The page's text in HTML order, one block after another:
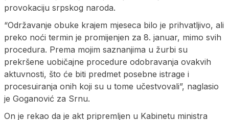
provokaciju srpskog naroda.
“Održavanje obuke krajem mjeseca bilo je prihvatljivo, ali
preko noći termin je promijenjen za 8. januar, mimo svih
procedura. Prema mojim saznanjima u žurbi su
prekršene uobičajne procedure odobravanja ovakvih
aktuvnosti, što će biti predmet posebne istrage i
procesuiranja onih koji su u tome učestvovali”, naglasio
je Goganović za Srnu.
On je rekao da je akt pripremljen u Kabinetu ministra